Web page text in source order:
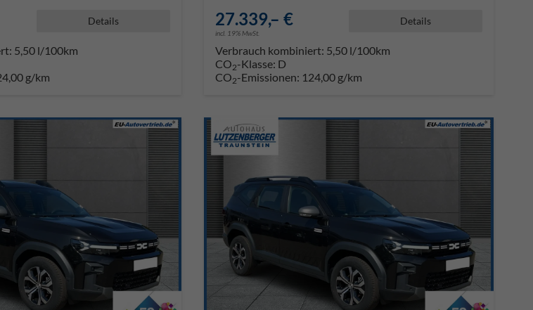
Details
5,50 l/100km
g/km
27.339,– €
incl. 19% MwSt.
Details
Verbrauch kombiniert: 5,50 l/100km
CO2-Klasse: D
CO2-Emissionen: 124,00 g/km